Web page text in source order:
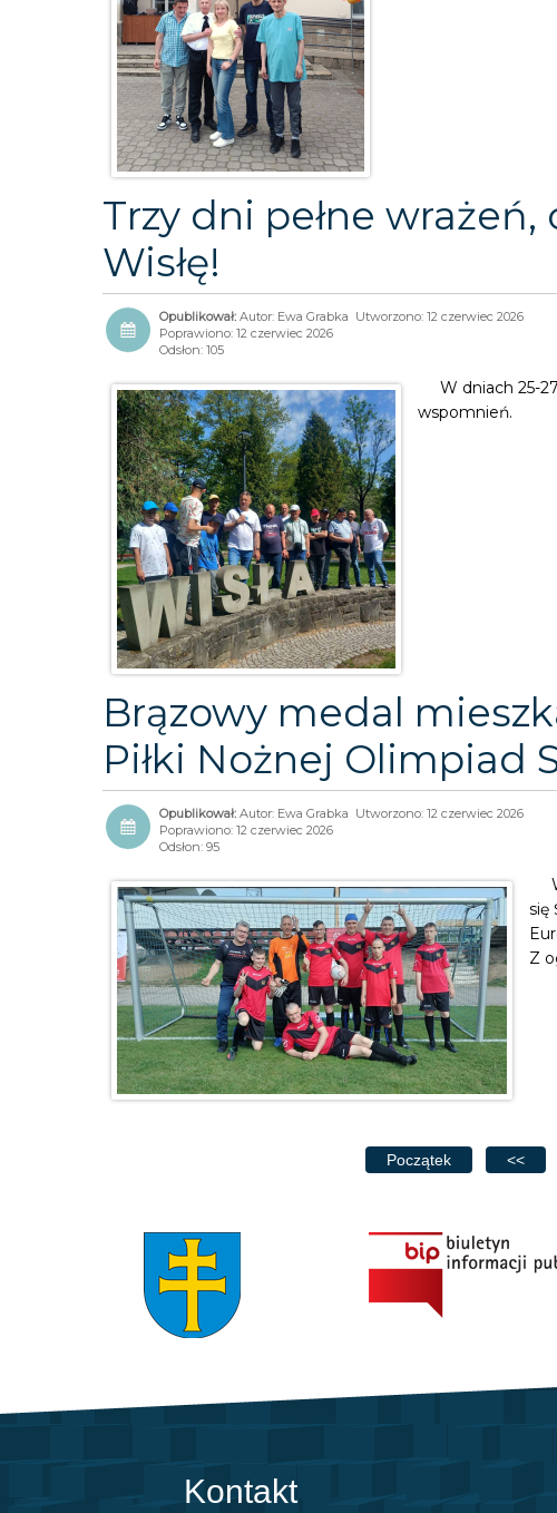
Trzy dni pełne
Wisłę!
Autor: Ewa Grabka Utworzono: 12 czerwiec 2026
Poprawiono: 12 czerwiec 2026
Odsłon: 105
W dniach 25-
wspomnień.
Brązowy medal
Piłki Nożnej Olimpiad
Autor: Ewa Grabka Utworzono: 12 czerwiec 2026
Poprawiono: 12 czerwiec 2026
Odsłon: 95
się
Z
Początek <<
Kontakt